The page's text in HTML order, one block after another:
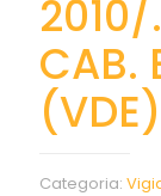
2010/
CAB.
(VDE)
Categoria: